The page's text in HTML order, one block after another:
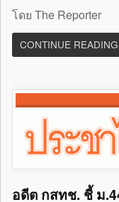
โดย The Reporter
CONTINUE READING
อดีต กสทช. ชี้ ม